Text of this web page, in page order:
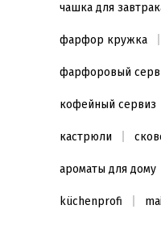
чашка для
фарфор кружка
фарфоровый
кофейный сервиз
кастрюли
ароматы для дому
küchenprofi